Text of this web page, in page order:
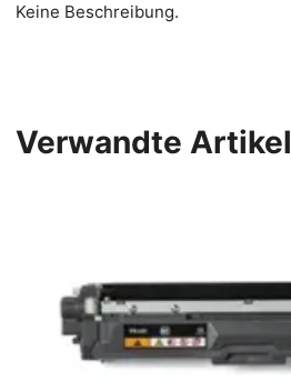
Keine Beschreibung.
Verwandte Artikel